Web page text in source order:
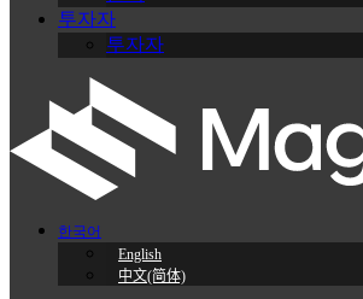
투자자
투자자
한국어
English
中文(简体)